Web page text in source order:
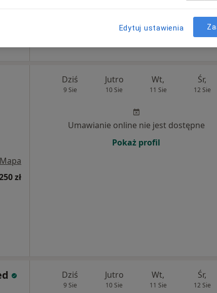
Mapa
zł
Dziś
9 Sie
Jutro
10 Sie
Wt,
11 Sie
Śr,
12 Sie
Umawianie online nie jest dostępne
Pokaż profil
Dziś
9 Sie
Jutro
10 Sie
Wt,
11 Sie
Śr,
12 Sie
Edytuj ustawienia